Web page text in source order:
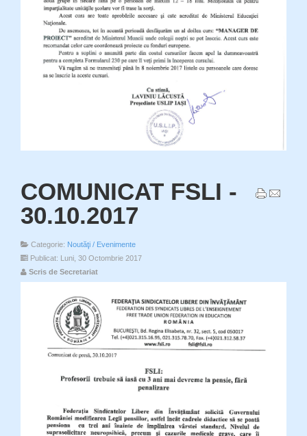
COMUNICAT FSLI -
30.10.2017
Categorie: Noutăţi / Evenimente
Publicat: Luni, 30 Octombrie 2017
Scris de Secretariat